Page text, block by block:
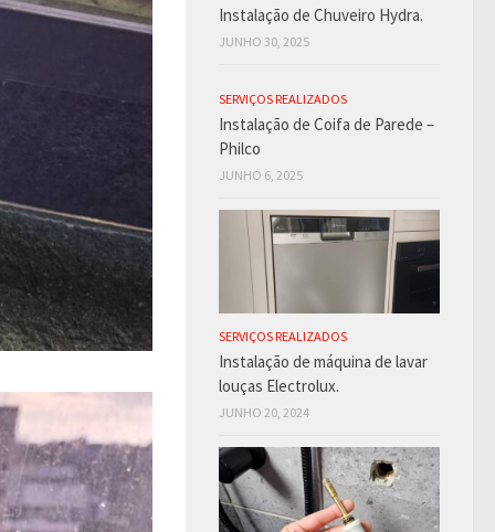
Instalação de Chuveiro Hydra.
JUNHO 30, 2025
SERVIÇOS REALIZADOS
Instalação de Coifa de Parede –
Philco
JUNHO 6, 2025
SERVIÇOS REALIZADOS
Instalação de máquina de lavar
louças Electrolux.
JUNHO 20, 2024